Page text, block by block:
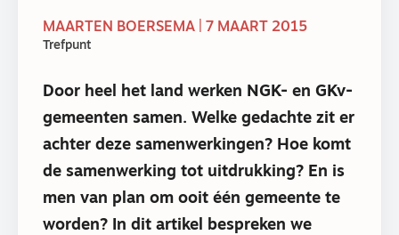
MAARTEN BOERSEMA | 7 MAART 2015
Trefpunt
Door heel het land werken NGK- en GKv-
gemeenten samen. Welke gedachte zit er
achter deze samenwerkingen? Hoe komt
de samenwerking tot uitdrukking? En is
men van plan om ooit één gemeente te
worden? In dit artikel bespreken we